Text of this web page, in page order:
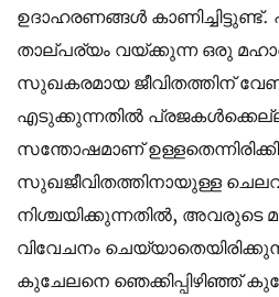
ഉദാഹരണങ്ങൾ
താല്പര്യം വയ്ക്കുന്ന ഒരു
സുഖകരമായ ജീവിതത്തിന്
എടുക്കുന്നതിൽ
സന്തോഷമാണ്
സുഖജീവിതത്തിനായുള്ള
നിശ്ചയിക്കുന്നതിൽ,
വിവേചനം
കുചേലനെ ഞെക്കിപ്പിഴിഞ്ഞ്